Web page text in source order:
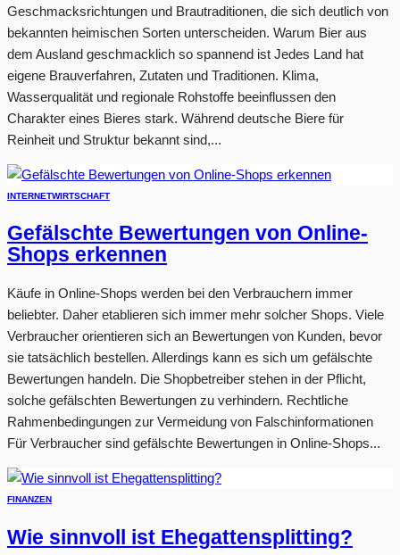
Geschmacksrichtungen und Brautraditionen, die sich deutlich von
bekannten heimischen Sorten unterscheiden. Warum Bier aus
dem Ausland geschmacklich so spannend ist Jedes Land hat
eigene Brauverfahren, Zutaten und Traditionen. Klima,
Wasserqualität und regionale Rohstoffe beeinflussen den
Charakter eines Bieres stark. Während deutsche Biere für
Reinheit und Struktur bekannt sind,...
INTERNETWIRTSCHAFT
Gefälschte Bewertungen von Online-
Shops erkennen
Käufe in Online-Shops werden bei den Verbrauchern immer
beliebter. Daher etablieren sich immer mehr solcher Shops. Viele
Verbraucher orientieren sich an Bewertungen von Kunden, bevor
sie tatsächlich bestellen. Allerdings kann es sich um gefälschte
Bewertungen handeln. Die Shopbetreiber stehen in der Pflicht,
solche gefälschten Bewertungen zu verhindern. Rechtliche
Rahmenbedingungen zur Vermeidung von Falschinformationen
Für Verbraucher sind gefälschte Bewertungen in Online-Shops...
FINANZEN
Wie sinnvoll ist Ehegattensplitting?